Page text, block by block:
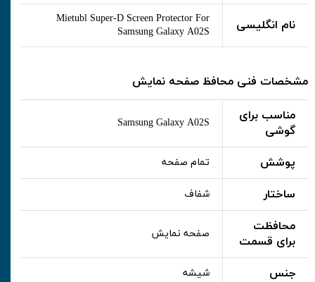
نام انگلیسی
Mietubl Super-D Screen Protector For
Samsung Galaxy A02S
مشخصات فنی محافظ صفحه نمایش
مناسب برای
گوشی
Samsung Galaxy A02S
پوشش تمام صفحه
ساختار شفاف
محافظت
برای قسمت
صفحه نمایش
جنس شیشه